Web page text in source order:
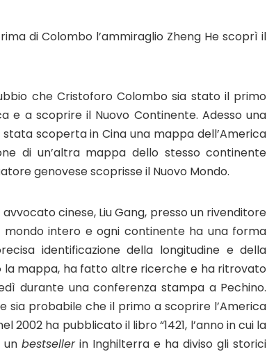
di Colombo l’ammiraglio Zheng He scoprì il
che Cristoforo Colombo sia stato il primo
e a scoprire il Nuovo Continente. Adesso una
scoperta in Cina una mappa dell’America
di un’altra mappa dello stesso continente
genovese scoprisse il Nuovo Mondo.
cinese, Liu Gang, presso un rivenditore
intero e ogni continente ha una forma
identificazione della longitudine e della
la mappa, ha fatto altre ricerche e ha ritrovato
durante una conferenza stampa a Pechino.
sia probabile che il primo a scoprire l’America
2002 ha pubblicato il libro “1421, l’anno in cui la
un bestsellerin Inghilterra e ha diviso gli storici